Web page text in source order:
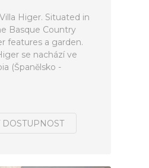
Higer. Situated in
Basque Country
features a garden.
se nachází ve
(Španělsko -
DOSTUPNOST